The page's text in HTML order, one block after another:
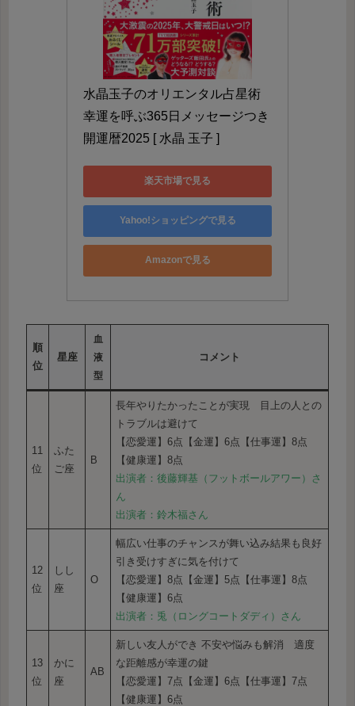
水晶玉子のオリエンタル占星術
幸運を呼ぶ365日メッセージつき
開運暦2025 [ 水晶 玉子 ]
楽天市場で見る
Yahoo!ショッピングで見る
Amazonで見る
順
位
星座
血
液
型
コメント
11
位
ふた
ご座
B
長年やりたかったことが実現 目上の人との
トラブルは避けて
【恋愛運】6点【金運】6点【仕事運】8点
【健康運】8点
出演者：後藤輝基（フットボールアワー）さ
ん
出演者：鈴木福さん
12
位
しし
座
O
幅広い仕事のチャンスが舞い込み結果も良好
引き受けすぎに気を付けて
【恋愛運】8点【金運】5点【仕事運】8点
【健康運】6点
出演者：兎（ロングコートダディ）さん
13
位
かに
座
AB
新しい友人ができ 不安や悩みも解消 適度
な距離感が幸運の鍵
【恋愛運】7点【金運】6点【仕事運】7点
【健康運】6点